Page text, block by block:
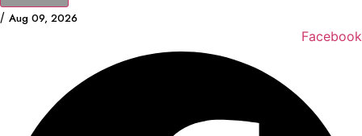
/ Aug 09, 2026
Facebook